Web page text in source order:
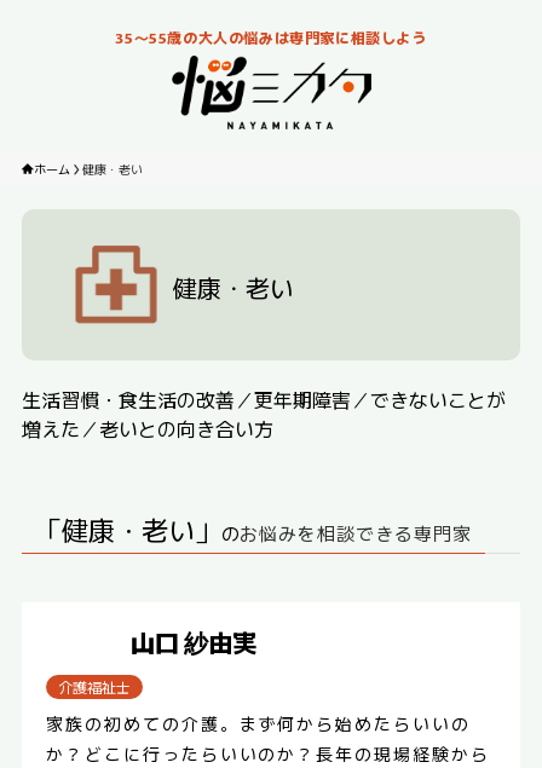
35～55歳の大人の悩みは専門家に相談しよう
ホーム 健康・老い
健康・老い
生活習慣・食生活の改善／更年期障害／できないことが
増えた／老いとの向き合い方
「健康・老い」 のお悩みを相談できる専門家
山口 紗由実
介護福祉士
家族の初めての介護。まず何から始めたらいいの
か？どこに行ったらいいのか？長年の現場経験から